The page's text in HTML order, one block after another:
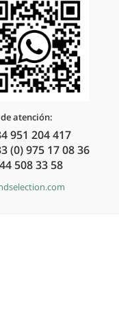
atención:
951 204 417
(0) 975 17 08 36
508 33 58